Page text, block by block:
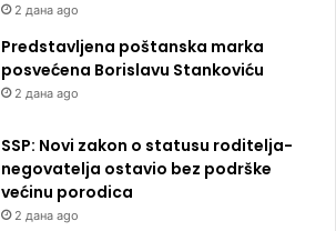
2 дана ago
Predstavljena poštanska marka
posvećena Borislavu Stankoviću
2 дана ago
SSP: Novi zakon o statusu roditelja-
negovatelja ostavio bez podrške
većinu porodica
2 дана ago